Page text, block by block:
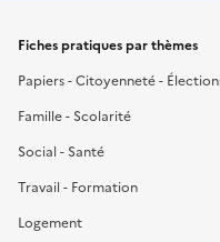
Fiches pratiques par thèmes
Papiers - Citoyenneté -
Famille - Scolarité
Social - Santé
Travail - Formation
Logement